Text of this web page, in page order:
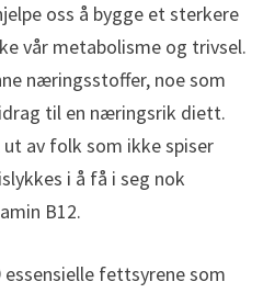
oss å bygge et sterkere
vår metabolisme og trivsel.
næringsstoffer, noe som
til en næringsrik diett.
av folk som ikke spiser
i å få i seg nok
B12.
fettsyrene som